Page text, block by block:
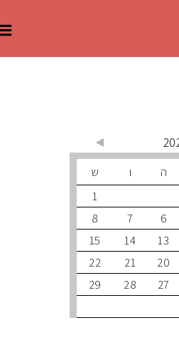
ו
ש
7
8
14
15
21
22
28
29